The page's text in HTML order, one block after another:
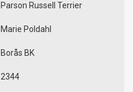
Parson Russell Terrier
Marie Poldahl
Borås BK
2344